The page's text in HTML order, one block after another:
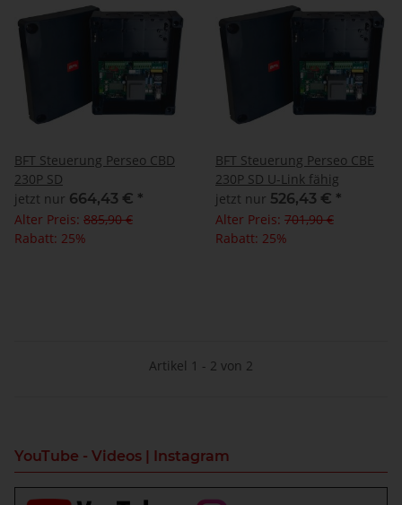
BFT Steuerung Perseo CBD
230P SD
jetzt nur 664,43 € *
Alter Preis: 885,90 €
Rabatt: 25%
BFT Steuerung Perseo CBE
230P SD U-Link fähig
jetzt nur 526,43 € *
Alter Preis: 701,90 €
Rabatt: 25%
Artikel 1 - 2 von 2
YouTube - Videos | Instagram